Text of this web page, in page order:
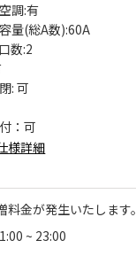
調:有
量(総A数):60A
数:2
: 可
：可
様詳細
金が発生いたします。
~ 23:00